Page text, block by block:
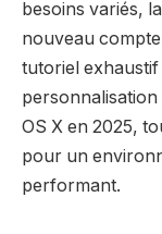
besoins variés,
nouveau
tutoriel exhaustif
personnalisation
OS X en 2025,
pour un
performant.